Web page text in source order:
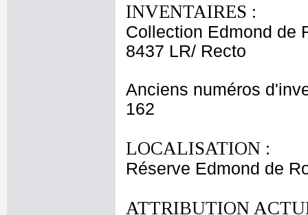
INVENTAIRES :
Collection Edmond de
8437 LR/ Recto
Anciens numéros
162
LOCALISATION :
Réserve Edmond de
ATTRIBUTION